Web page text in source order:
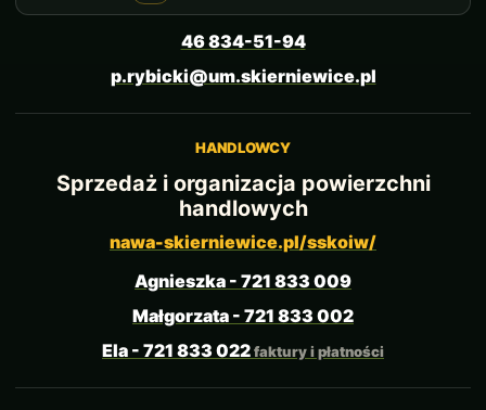
46 834-51-94
p.rybicki@um.skierniewice.pl
HANDLOWCY
Sprzedaż i organizacja powierzchni
handlowych
nawa-skierniewice.pl/sskoiw/
Agnieszka - 721 833 009
Małgorzata - 721 833 002
Ela - 721 833 022faktury i płatności